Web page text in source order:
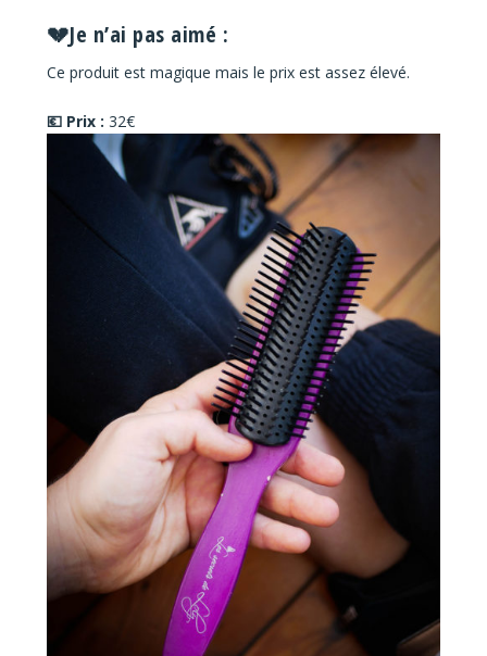
💔Je n’ai pas aimé :
Ce produit est magique mais le prix est assez élevé.
💶 Prix : 32€